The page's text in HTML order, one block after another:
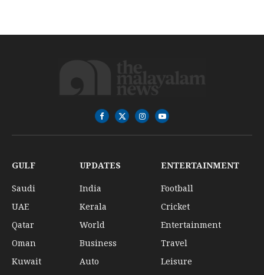
Facebook
X
(Twitter)
InstagramYouTube
GULF
Saudi
UAE
Qatar
Oman
Kuwait
UPDATES
India
Kerala
World
Business
Auto
ENTERTAINMENT
Football
Cricket
Entertainment
Travel
Leisure